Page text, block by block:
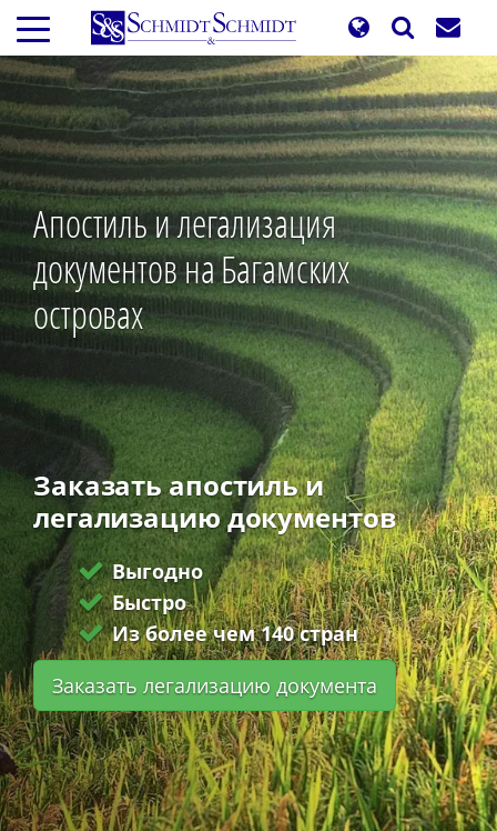
Перейти
основному
содержанию
Апостиль и легализация
документов на Багамских
островах
Заказать апостиль и
легализацию документов
Выгодно
Быстро
Из более чем 140 стран
Заказать легализацию документа